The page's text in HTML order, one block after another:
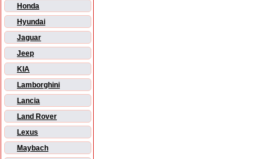
Honda
Hyundai
Jaguar
Jeep
KIA
Lamborghini
Lancia
Land Rover
Lexus
Maybach